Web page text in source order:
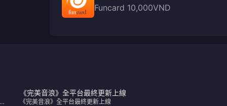
Funcard 10,000VND
《完美音浪》全平台最終更新上線
《完美音浪》全平台最終更新上線